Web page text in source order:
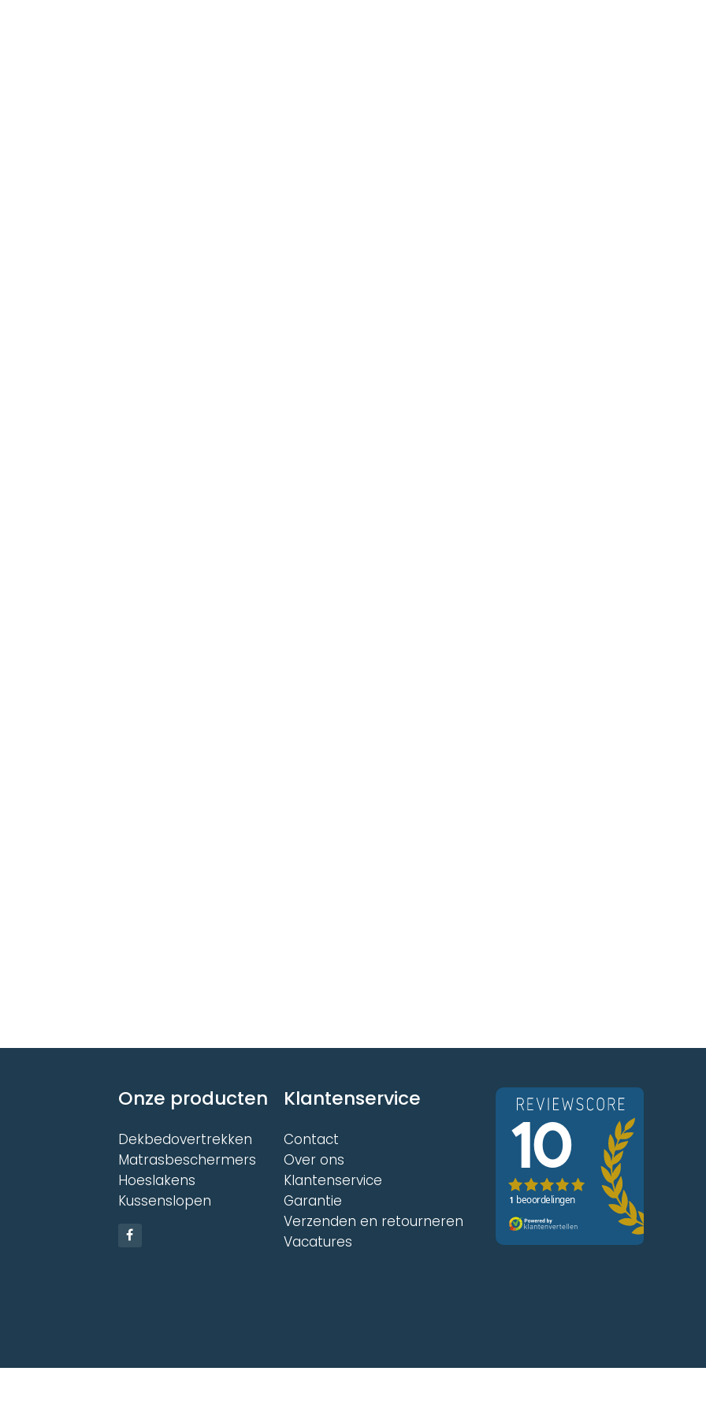
Onze producten
Dekbedovertrekken
Matrasbeschermers
Hoeslakens
Kussenslopen
Klantenservice
Contact
Over ons
Klantenservice
Garantie
Verzenden en retourneren
Vacatures